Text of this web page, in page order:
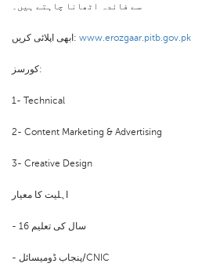
سے فائدہ اٹھانا چاہتے ہیں۔
ابھی اپلائی کریں: www.erozgaar.pitb.gov.pk
کورسز:
1- Technical
2- Content Marketing & Advertising
3- Creative Design
اہلیت کا معیار
- 16 سال کی تعلیم
- پنجاب ڈومیسائل/CNIC